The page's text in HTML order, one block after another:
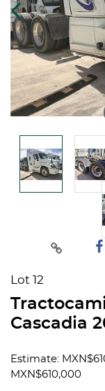
Lot 12
Cascadia
Estimate:
MXN$610,000